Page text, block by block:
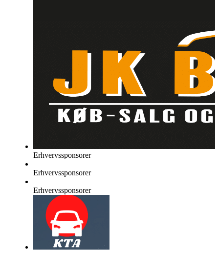
Erhvervssponsorer
Erhvervssponsorer
Erhvervssponsorer